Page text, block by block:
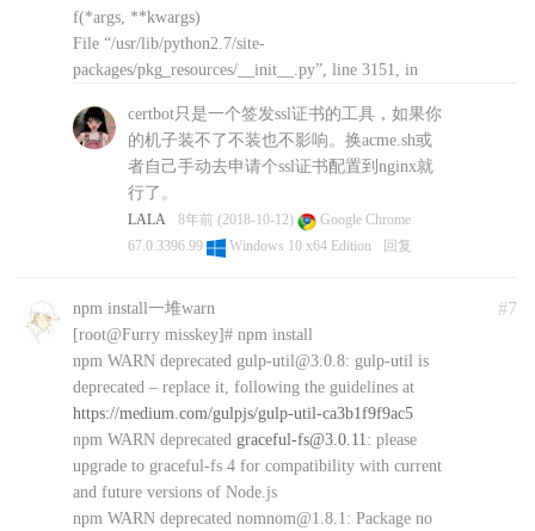
f(*args, **kwargs)
File “/usr/lib/python2.7/site-
packages/pkg_resources/__init__.py”, line 3151, in
working_set = WorkingSet._build_master()
File “/usr/lib/python2.7/site-
packages/pkg_resources/__init__.py”, line 666, in
_build_master
return cls._build_from_requirements(__requires__)
File “/usr/lib/python2.7/site-
_build_from_requirements
dists = ws.resolve(reqs, Environment())
File “/usr/lib/python2.7/site-
packages/pkg_resources/__init__.py”, line 867, in
resolve
raise DistributionNotFound(req, requirers)
pkg_resources.DistributionNotFound: The
‘urllib3=1.21.1’ distribution was not found and is
required by requests
certbot只是一个签发ssl证书的工具，如果你
的机子装不了不装也不影响。换acme.sh或
者自己手动去申请个ssl证书配置到nginx就
行了。
LALA 8年前 (2018-10-12)
Google Chrome
67.0.3396.99
Windows 10 x64 Edition 回复
#7
npm install一堆warn
[root@Furry misskey]# npm install
npm WARN deprecated gulp-util@3.0.8: gulp-util is
deprecated – replace it, following the guidelines at
https://medium.com/gulpjs/gulp-util-ca3b1f9f9ac5
npm WARN deprecated graceful-fs@3.0.11: please
upgrade to graceful-fs 4 for compatibility with current
and future versions of Node.js
npm WARN deprecated nomnom@1.8.1: Package no